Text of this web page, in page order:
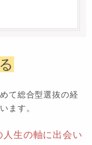
て総合型選抜の経
ます。
人生の軸に出会い